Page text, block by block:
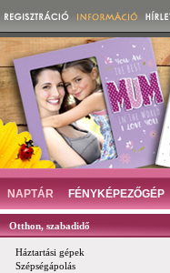
NAPTÁR FÉNYKÉPEZŐGÉP
Otthon, szabadidő
Háztartási gépek
Szépségápolás